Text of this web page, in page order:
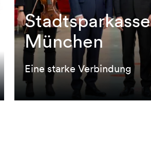
Stadtsparkasse
München
Eine starke Verbindung
Stadtsparkasse
München
Eine starke Verbindung